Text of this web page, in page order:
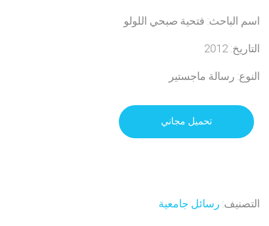
اسم الباحث: فتحية صبحي اللولو
التاريخ: 2012
النوع: رسالة ماجستير
تحميل مجاني
التصنيف: رسائل جامعية